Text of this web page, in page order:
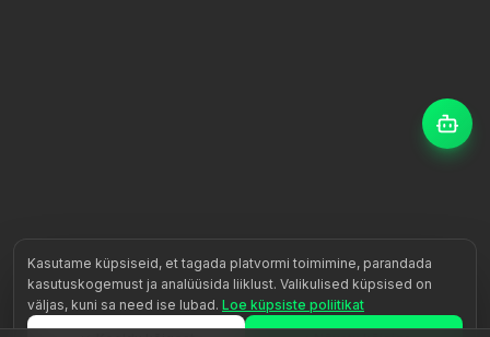
Kasutame küpsiseid, et tagada platvormi toimimine, parandada
kasutuskogemust ja analüüsida liiklust. Valikulised küpsised on
väljas, kuni sa need ise lubad. Loe küpsiste poliitikat